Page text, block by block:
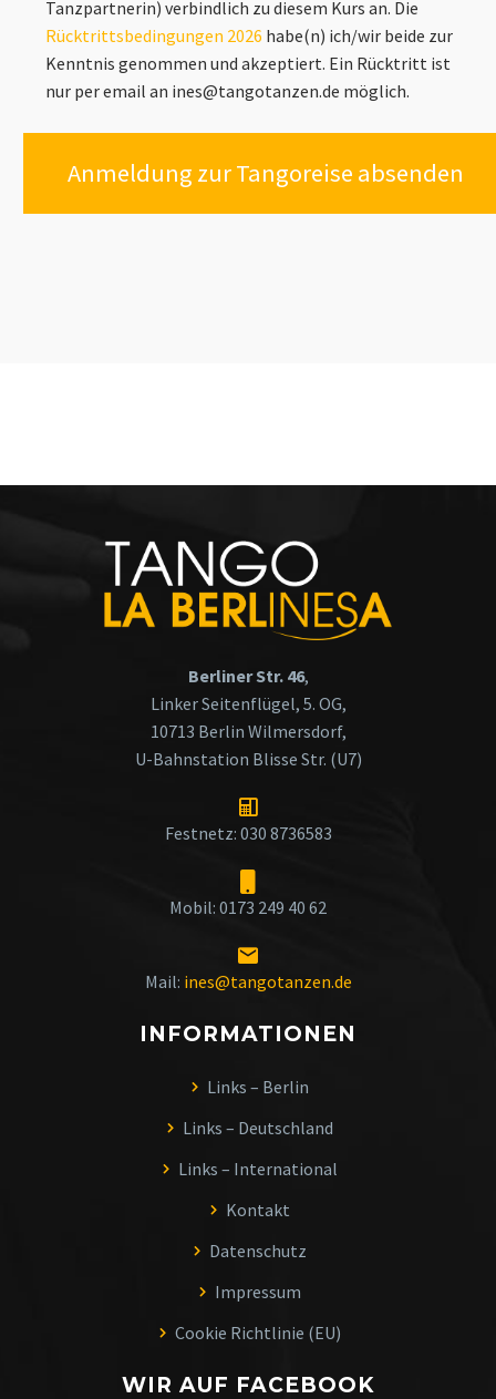
Tanzpartnerin) verbindlich zu diesem Kurs an. Die
Rücktrittsbedingungen 2026 habe(n) ich/wir beide zur
Kenntnis genommen und akzeptiert. Ein Rücktritt ist
nur per email an ines@tangotanzen.de möglich.
Anmeldung zur Tangoreise absenden
Berliner Str. 46,
Linker Seitenflügel, 5. OG,
10713 Berlin Wilmersdorf,
U-Bahnstation Blisse Str. (U7)
Festnetz: 030 8736583
Mobil: 0173 249 40 62
Mail: ines@tangotanzen.de
INFORMATIONEN
Links – Berlin
Links – Deutschland
Links – International
Kontakt
Datenschutz
Impressum
Cookie Richtlinie (EU)
WIR AUF FACEBOOK